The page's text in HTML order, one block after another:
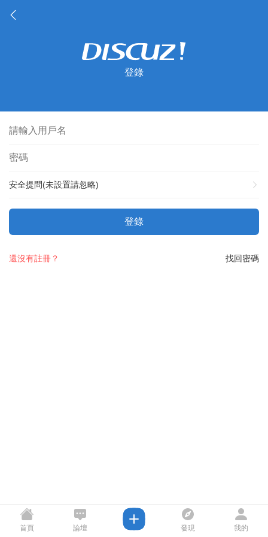
登錄
安全提問(未設置請忽略)
登錄
找回密碼
還沒有註冊？
首頁 論壇 發現 我的